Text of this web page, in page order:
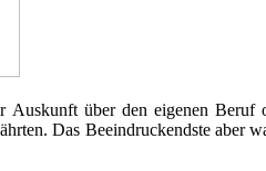
Auskunft über den eigenen Beruf
Das Beeindruckendste aber